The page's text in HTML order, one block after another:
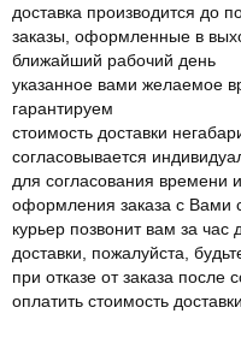
доставка производится до
заказы, оформленные в
ближайший рабочий день
указанное вами желаемое
гарантируем
стоимость доставки
согласовывается
для согласования времени
оформления заказа с Вами
курьер позвонит вам за час
доставки, пожалуйста,
при отказе от заказа
оплатить стоимость